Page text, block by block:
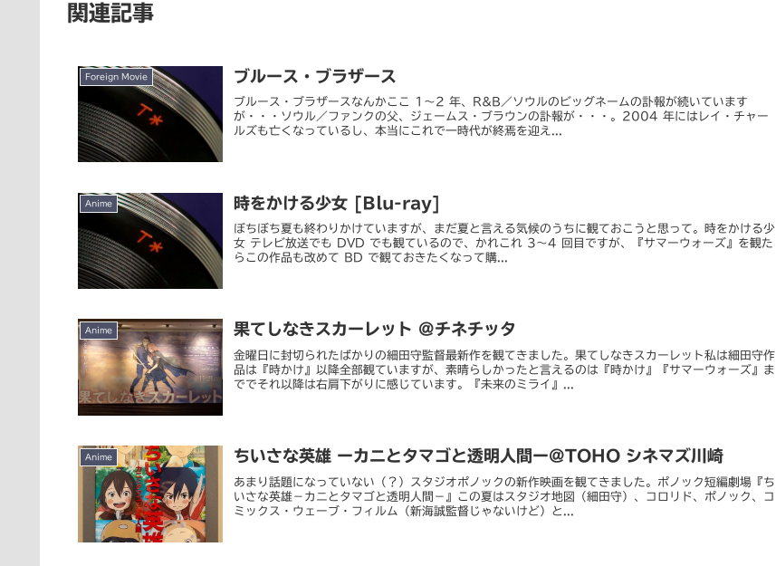
関連記事
Foreign Movie ブルース・ブラザース
ブルース・ブラザースなんかここ 1～2 年、R&B／ソウルのビッグネームの訃報が続いています
が・・・ソウル／ファンクの父、ジェームス・ブラウンの訃報が・・・。2004 年にはレイ・チャー
ルズも亡くなっているし、本当にこれで一時代が終焉を迎え...
Anime 時をかける少女 [Blu-ray]
ぼちぼち夏も終わりかけていますが、まだ夏と言える気候のうちに観ておこうと思って。時をかける少
女 テレビ放送でも DVD でも観ているので、かれこれ 3～4 回目ですが、『サマーウォーズ』を観た
らこの作品も改めて BD で観ておきたくなって購...
Anime 果てしなきスカーレット @チネチッタ
金曜日に封切られたばかりの細田守監督最新作を観てきました。果てしなきスカーレット私は細田守作
品は『時かけ』以降全部観ていますが、素晴らしかったと言えるのは『時かけ』『サマーウォーズ』ま
ででそれ以降は右肩下がりに感じています。『未来のミライ』...
Anime ちいさな英雄 ーカニとタマゴと透明人間ー@TOHO シネマズ川崎
あまり話題になっていない（？）スタジオポノックの新作映画を観てきました。ポノック短編劇場『ち
いさな英雄－カニとタマゴと透明人間－』この夏はスタジオ地図（細田守）、コロリド、ポノック、コ
ミックス・ウェーブ・フィルム（新海誠監督じゃないけど）と...